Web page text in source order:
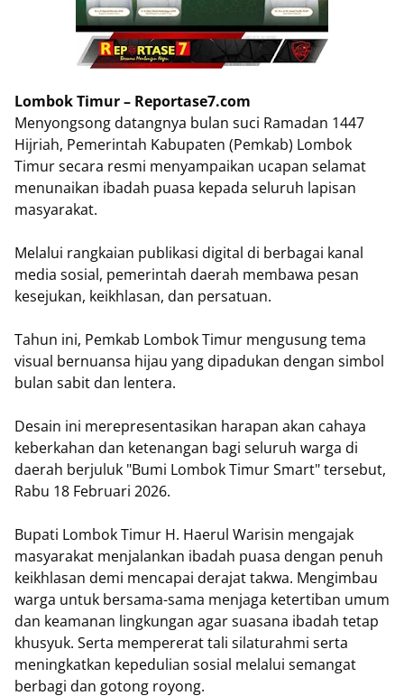
Lombok Timur – Reportase7.com
Menyongsong datangnya bulan suci Ramadan 1447
Hijriah, Pemerintah Kabupaten (Pemkab) Lombok
Timur secara resmi menyampaikan ucapan selamat
menunaikan ibadah puasa kepada seluruh lapisan
masyarakat.
Melalui rangkaian publikasi digital di berbagai kanal
media sosial, pemerintah daerah membawa pesan
kesejukan, keikhlasan, dan persatuan.
​Tahun ini, Pemkab Lombok Timur mengusung tema
visual bernuansa hijau yang dipadukan dengan simbol
bulan sabit dan lentera.
Desain ini merepresentasikan harapan akan cahaya
keberkahan dan ketenangan bagi seluruh warga di
daerah berjuluk "Bumi Lombok Timur Smart" tersebut,
Rabu 18 Februari 2026.
Bupati Lombok Timur H. Haerul Warisin mengajak
masyarakat menjalankan ibadah puasa dengan penuh
keikhlasan demi mencapai derajat takwa. Mengimbau
warga untuk bersama-sama menjaga ketertiban umum
dan keamanan lingkungan agar suasana ibadah tetap
khusyuk. Serta mempererat tali silaturahmi serta
meningkatkan kepedulian sosial melalui semangat
berbagi dan gotong royong.